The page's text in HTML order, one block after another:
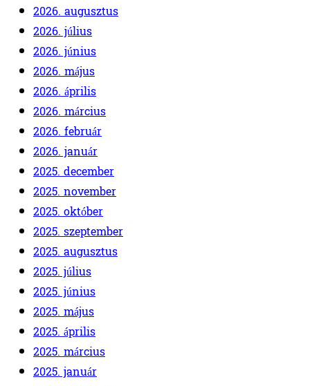
2026. augusztus
2026. július
2026. június
2026. május
2026. április
2026. március
2026. február
2026. január
2025. december
2025. november
2025. október
2025. szeptember
2025. augusztus
2025. július
2025. június
2025. május
2025. április
2025. március
2025. január